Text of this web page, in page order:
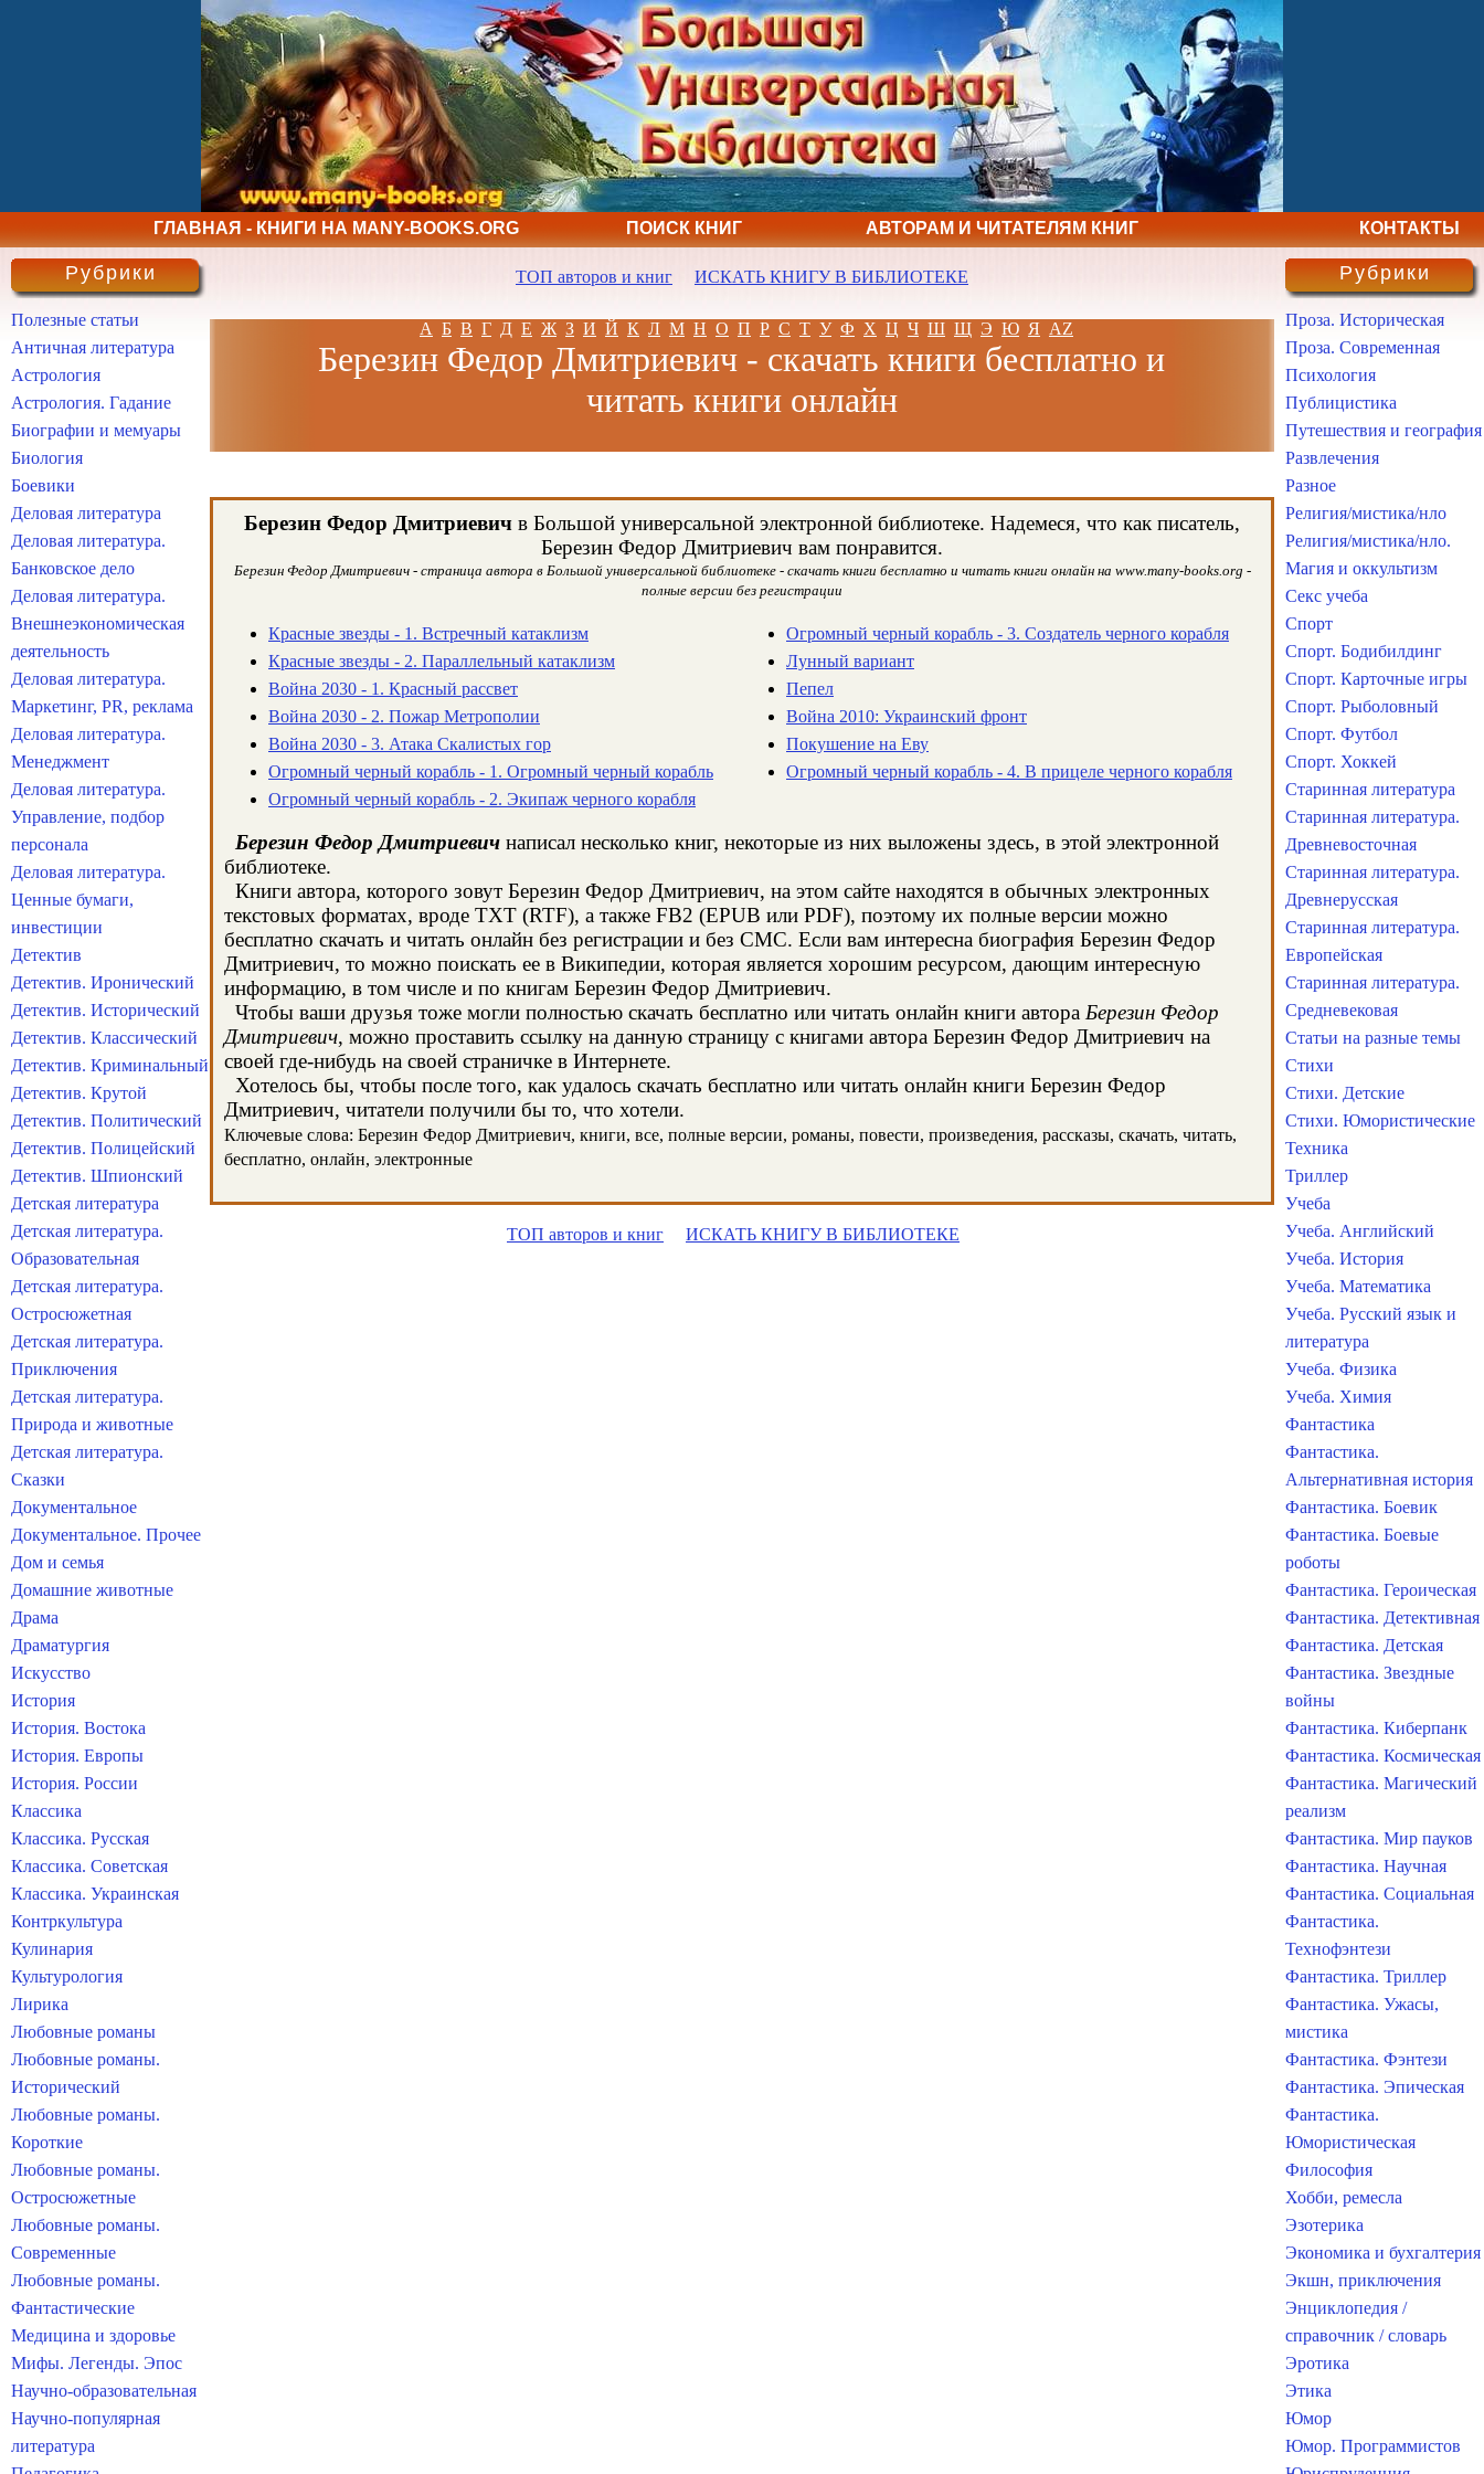
ГЛАВНАЯ - КНИГИ НА MANY-BOOKS.ORG ПОИСК КНИГ АВТОРАМ И ЧИТАТЕЛЯМ КНИГ КОНТАКТЫ
ТОП авторов и книг ИСКАТЬ КНИГУ В БИБЛИОТЕКЕ
А Б В Г Д Е Ж З И Й К Л М Н О П Р С Т У Ф Х Ц Ч Ш Щ Э Ю Я AZ
Березин Федор Дмитриевич - скачать книги бесплатно и
читать книги онлайн
Березин Федор Дмитриевич в Большой универсальной электронной библиотеке. Надемеся, что как писатель,
Березин Федор Дмитриевич вам понравится.
Березин Федор Дмитриевич - страница автора в Большой универсальной библиотеке - скачать книги бесплатно и читать книги онлайн на www.many-books.org -
полные версии без регистрации
Красные звезды - 1. Встречный катаклизм
Красные звезды - 2. Параллельный катаклизм
Война 2030 - 1. Красный рассвет
Война 2030 - 2. Пожар Метрополии
Война 2030 - 3. Атака Скалистых гор
Огромный черный корабль - 1. Огромный черный корабль
Огромный черный корабль - 2. Экипаж черного корабля
Огромный черный корабль - 3. Создатель черного корабля
Лунный вариант
Пепел
Война 2010: Украинский фронт
Покушение на Еву
Огромный черный корабль - 4. В прицеле черного корабля
Березин Федор Дмитриевич написал несколько книг, некоторые из них выложены здесь, в этой электронной
библиотеке.
Книги автора, которого зовут Березин Федор Дмитриевич, на этом сайте находятся в обычных электронных
текстовых форматах, вроде TXT (RTF), а также FB2 (EPUB или PDF), поэтому их полные версии можно
бесплатно скачать и читать онлайн без регистрации и без СМС. Если вам интересна биография Березин Федор
Дмитриевич, то можно поискать ее в Википедии, которая является хорошим ресурсом, дающим интересную
информацию, в том числе и по книгам Березин Федор Дмитриевич.
Чтобы ваши друзья тоже могли полностью скачать бесплатно или читать онлайн книги автора Березин Федор
Дмитриевич, можно проставить ссылку на данную страницу с книгами автора Березин Федор Дмитриевич на
своей где-нибудь на своей страничке в Интернете.
Хотелось бы, чтобы после того, как удалось скачать бесплатно или читать онлайн книги Березин Федор
Дмитриевич, читатели получили бы то, что хотели.
Ключевые слова: Березин Федор Дмитриевич, книги, все, полные версии, романы, повести, произведения, рассказы, скачать, читать,
бесплатно, онлайн, электронные
ТОП авторов и книг ИСКАТЬ КНИГУ В БИБЛИОТЕКЕ
Рубрики
Полезные статьи
Античная литература
Астрология
Астрология. Гадание
Биографии и мемуары
Биология
Боевики
Деловая литература
Деловая литература.
Банковское дело
Деловая литература.
Внешнеэкономическая
деятельность
Деловая литература.
Маркетинг, PR, реклама
Деловая литература.
Менеджмент
Деловая литература.
Управление, подбор
персонала
Деловая литература.
Ценные бумаги,
инвестиции
Детектив
Детектив. Иронический
Детектив. Исторический
Детектив. Классический
Детектив. Криминальный
Детектив. Крутой
Детектив. Политический
Детектив. Полицейский
Детектив. Шпионский
Детская литература
Детская литература.
Образовательная
Детская литература.
Остросюжетная
Детская литература.
Приключения
Детская литература.
Природа и животные
Детская литература.
Сказки
Документальное
Документальное. Прочее
Дом и семья
Домашние животные
Драма
Драматургия
Искусство
История
История. Востока
История. Европы
История. России
Классика
Классика. Русская
Классика. Советская
Классика. Украинская
Контркультура
Кулинария
Культурология
Лирика
Любовные романы
Любовные романы.
Исторический
Любовные романы.
Короткие
Любовные романы.
Остросюжетные
Любовные романы.
Современные
Любовные романы.
Фантастические
Медицина и здоровье
Мифы. Легенды. Эпос
Научно-образовательная
Научно-популярная
литература
Рубрики
Проза. Историческая
Проза. Современная
Психология
Публицистика
Путешествия и география
Развлечения
Разное
Религия/мистика/нло
Религия/мистика/нло.
Магия и оккультизм
Секс учеба
Спорт
Спорт. Бодибилдинг
Спорт. Карточные игры
Спорт. Рыболовный
Спорт. Футбол
Спорт. Хоккей
Старинная литература
Старинная литература.
Древневосточная
Старинная литература.
Древнерусская
Старинная литература.
Европейская
Старинная литература.
Средневековая
Статьи на разные темы
Стихи
Стихи. Детские
Стихи. Юмористические
Техника
Триллер
Учеба
Учеба. Английский
Учеба. История
Учеба. Математика
Учеба. Русский язык и
литература
Учеба. Физика
Учеба. Химия
Фантастика
Фантастика.
Альтернативная история
Фантастика. Боевик
Фантастика. Боевые
роботы
Фантастика. Героическая
Фантастика. Детективная
Фантастика. Детская
Фантастика. Звездные
войны
Фантастика. Киберпанк
Фантастика. Космическая
Фантастика. Магический
реализм
Фантастика. Мир пауков
Фантастика. Научная
Фантастика. Социальная
Фантастика.
Технофэнтези
Фантастика. Триллер
Фантастика. Ужасы,
мистика
Фантастика. Фэнтези
Фантастика. Эпическая
Фантастика.
Юмористическая
Философия
Хобби, ремесла
Эзотерика
Экономика и бухгалтерия
Экшн, приключения
Энциклопедия /
справочник / словарь
Эротика
Этика
Юмор
Юмор. Программистов